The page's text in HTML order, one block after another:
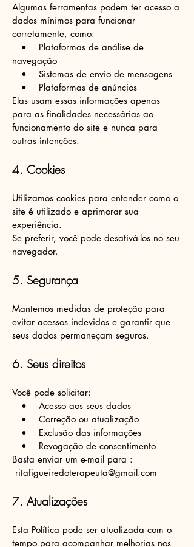
Algumas ferramentas podem ter acesso a
dados mínimos para funcionar
corretamente, como:
• Plataformas de análise de
navegação
• Sistemas de envio de mensagens
• Plataformas de anúncios
Elas usam essas informações apenas
para as finalidades necessárias ao
funcionamento do site e nunca para
outras intenções.
4. Cookies
Utilizamos cookies para entender como o
site é utilizado e aprimorar sua
experiência.
Se preferir, você pode desativá-los no seu
navegador.
5. Segurança
Mantemos medidas de proteção para
evitar acessos indevidos e garantir que
seus dados permaneçam seguros.
6. Seus direitos
Você pode solicitar:
• Acesso aos seus dados
• Correção ou atualização
• Exclusão das informações
• Revogação de consentimento
Basta enviar um e-mail para :
ritafigueiredoterapeuta@gmail.com
7. Atualizações
Esta Política pode ser atualizada com o
tempo para acompanhar melhorias nos